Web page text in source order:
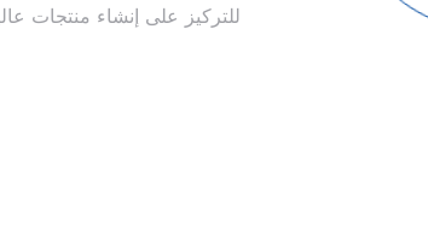
للتركيز على إنشاء منتجات